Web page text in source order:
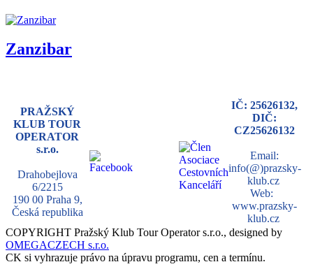
Zanzibar
PRAŽSKÝ
KLUB TOUR
OPERATOR
s.r.o.
Drahobejlova
6/2215
190 00 Praha 9,
Česká republika
IČ: 25626132,
DIČ:
CZ25626132
Email:
info(@)prazsky-
klub.cz
Web:
www.prazsky-
klub.cz
COPYRIGHT Pražský Klub Tour Operator s.r.o., designed by
OMEGACZECH s.r.o.
CK si vyhrazuje právo na úpravu programu, cen a termínu.